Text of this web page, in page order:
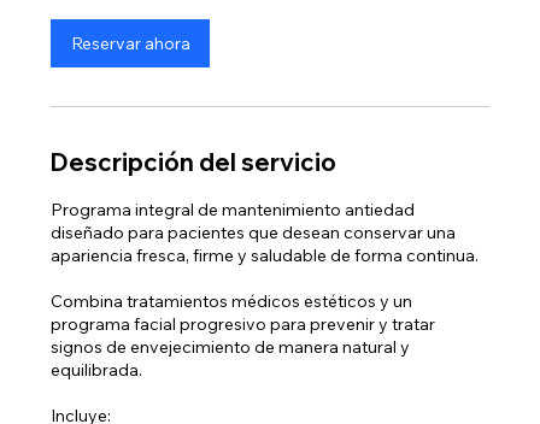
Reservar ahora
Descripción del servicio
Programa integral de mantenimiento antiedad
diseñado para pacientes que desean conservar una
apariencia fresca, firme y saludable de forma continua.
Combina tratamientos médicos estéticos y un
programa facial progresivo para prevenir y tratar
signos de envejecimiento de manera natural y
equilibrada.
Incluye: